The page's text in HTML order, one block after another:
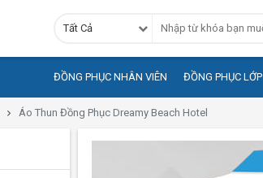
Tất Cả
ĐỒNG PHỤC NHÂN VIÊN ĐỒNG PHỤC LỚP
Áo Thun Đồng Phục Dreamy Beach Hotel